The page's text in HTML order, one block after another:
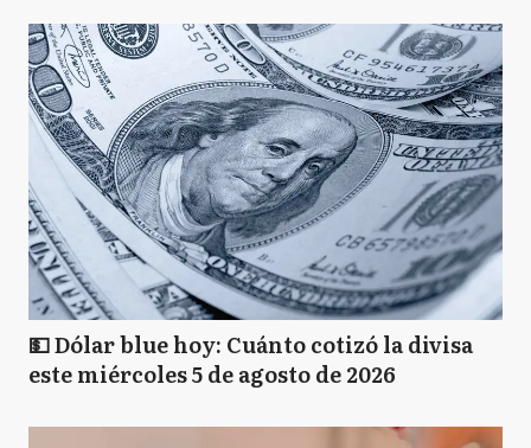
💵 Dólar blue hoy: Cuánto cotizó la divisa
este miércoles 5 de agosto de 2026